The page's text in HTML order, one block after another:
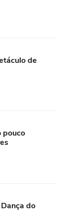
de
pouco
do